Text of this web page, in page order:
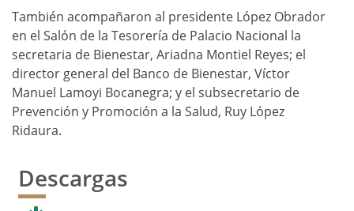
También acompañaron al presidente López Obrador
en el Salón de la Tesorería de Palacio Nacional la
secretaria de Bienestar, Ariadna Montiel Reyes; el
director general del Banco de Bienestar, Víctor
Manuel Lamoyi Bocanegra; y el subsecretario de
Prevención y Promoción a la Salud, Ruy López
Ridaura.
Descargas